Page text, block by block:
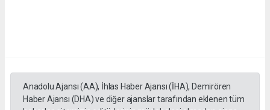
Anadolu Ajansı (AA), İhlas Haber Ajansı (İHA), Demirören
Haber Ajansı (DHA) ve diğer ajanslar tarafından eklenen tüm